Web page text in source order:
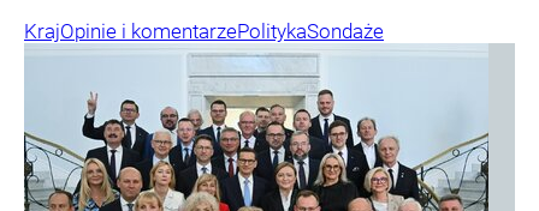
KrajOpinie i komentarzePolitykaSondaże